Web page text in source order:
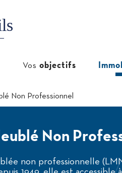
Vos objectifs
Non Professionnel
Non
non professionnelle